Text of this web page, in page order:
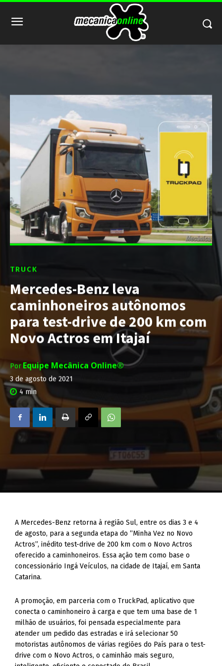
TRUCK
Mercedes-Benz leva
caminhoneiros autônomos
para test-drive de 200 km com
Novo Actros em Itajaí
Por Equipe Mecânica Online®
3 de agosto de 2021
4 min
A Mercedes-Benz retorna à região Sul, entre os dias 3 e 4
de agosto, para a segunda etapa do “Minha Vez no Novo
Actros”, inédito test-drive de 200 km com o Novo Actros
oferecido a caminhoneiros. Essa ação tem como base o
concessionário Ingá Veículos, na cidade de Itajaí, em Santa
Catarina.
A promoção, em parceria com o TruckPad, aplicativo que
conecta o caminhoneiro à carga e que tem uma base de 1
milhão de usuários, foi pensada especialmente para
atender um pedido das estradas e irá selecionar 50
motoristas autônomos de várias regiões do País para o test-
drive com o Novo Actros, o caminhão mais seguro,